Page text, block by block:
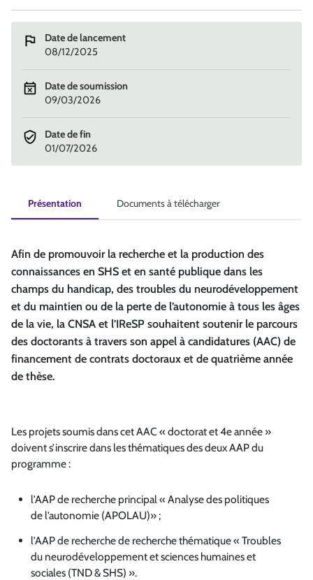
Date de lancement
08/12/2025
Date de soumission
09/03/2026
Date de fin
01/07/2026
Présentation Documents à télécharger
Afin de promouvoir la recherche et la production des
connaissances en SHS et en santé publique dans les
champs du handicap, des troubles du neurodéveloppement
et du maintien ou de la perte de l’autonomie à tous les âges
de la vie, la CNSA et l’IReSP souhaitent soutenir le parcours
des doctorants à travers son appel à candidatures (AAC) de
financement de contrats doctoraux et de quatrième année
de thèse.
Les projets soumis dans cet AAC « doctorat et 4e année »
doivent s’inscrire dans les thématiques des deux AAP du
programme :
l’AAP de recherche principal « Analyse des politiques
de l’autonomie (APOLAU)» ;
l’AAP de recherche de recherche thématique « Troubles
du neurodéveloppement et sciences humaines et
sociales (TND & SHS) ».